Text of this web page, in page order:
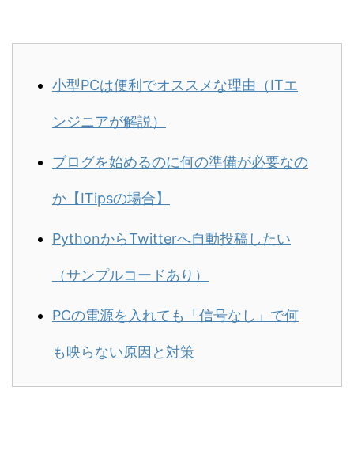
小型PCは便利でオススメな理由（ITエ
ンジニアが解説）
ブログを始めるのに何の準備が必要なの
か【ITipsの場合】
PythonからTwitterへ自動投稿したい
（サンプルコードあり）
PCの電源を入れても「信号なし」で何
も映らない原因と対策